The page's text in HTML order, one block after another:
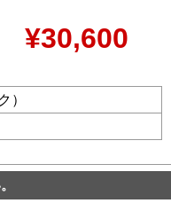
¥30,600
）